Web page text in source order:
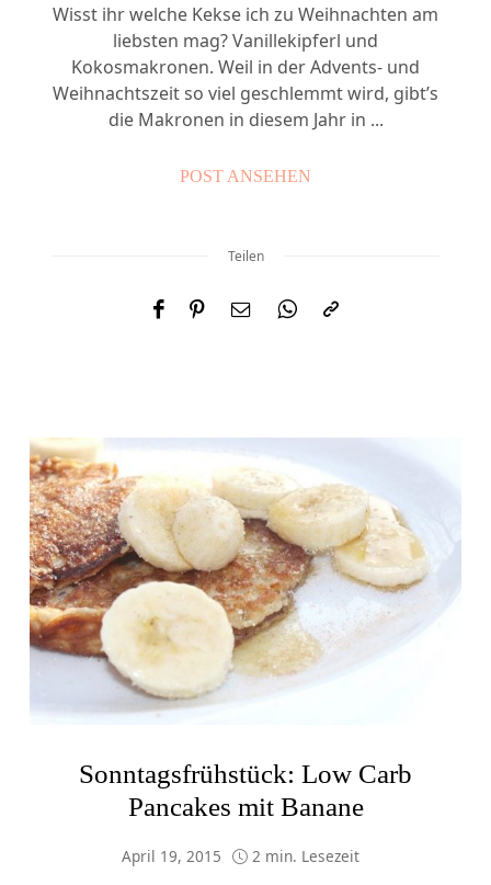
Wisst ihr welche Kekse ich zu Weihnachten am
liebsten mag? Vanillekipferl und
Kokosmakronen. Weil in der Advents- und
Weihnachtszeit so viel geschlemmt wird, gibt’s
die Makronen in diesem Jahr in ...
POST ANSEHEN
Teilen
Sonntagsfrühstück: Low Carb
Pancakes mit Banane
April 19, 2015 2 min. Lesezeit